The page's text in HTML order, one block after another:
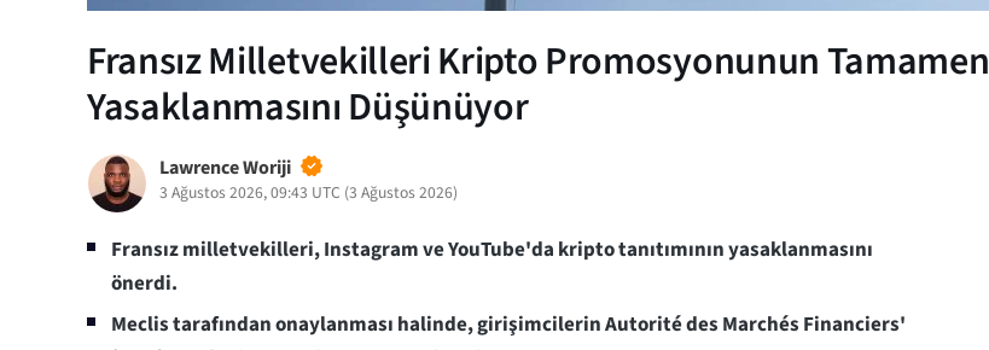
Fransız Milletvekilleri Kripto Promosyonunun Tamamen
Yasaklanmasını Düşünüyor
Lawrence Woriji
3 Ağustos 2026, 09:43 UTC (3 Ağustos 2026)
Fransız milletvekilleri, Instagram ve YouTube'da kripto tanıtımının yasaklanmasını
önerdi.
Meclis tarafından onaylanması halinde, girişimcilerin Autorité des Marchés Financiers'